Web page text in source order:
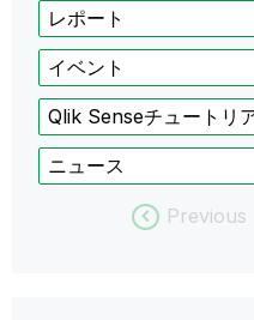
レポート
イベント
Qlik Senseチュートリ
ニュース
Previous